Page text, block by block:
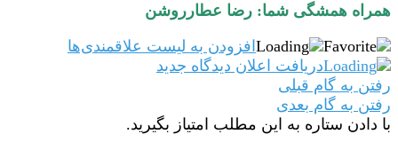
همراه همشگی شما: رضا عطارروشن
افزودن به لیست علاقمندی‌ها
دریافت اعلان دیدگاه‌ جدید
رفتن به گام قبلی
رفتن به گام بعدی
با دادن ستاره به این مطلب امتیاز بگیرید.